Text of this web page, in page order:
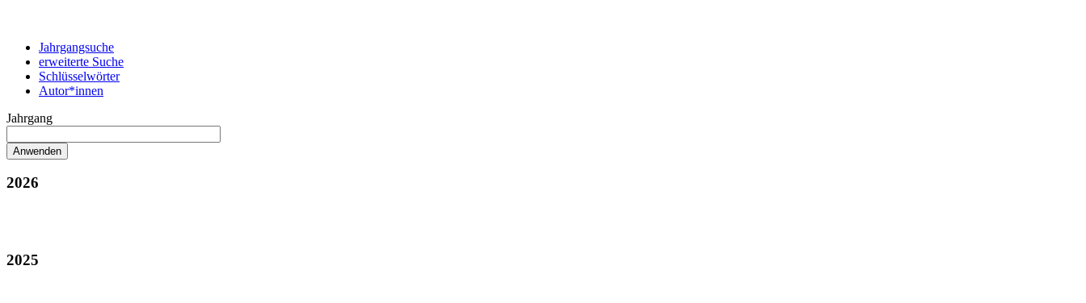
Jahrgangsuche
erweiterte Suche
Schlüsselwörter
Autor*innen
Jahrgang
2026
2025